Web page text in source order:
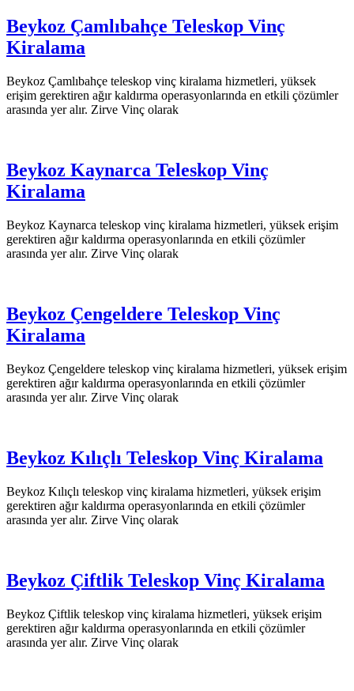
Beykoz Çamlıbahçe Teleskop Vinç
Kiralama
Beykoz Çamlıbahçe teleskop vinç kiralama hizmetleri, yüksek
erişim gerektiren ağır kaldırma operasyonlarında en etkili çözümler
arasında yer alır. Zirve Vinç olarak
Beykoz Kaynarca Teleskop Vinç
Kiralama
Beykoz Kaynarca teleskop vinç kiralama hizmetleri, yüksek erişim
gerektiren ağır kaldırma operasyonlarında en etkili çözümler
arasında yer alır. Zirve Vinç olarak
Beykoz Çengeldere Teleskop Vinç
Kiralama
Beykoz Çengeldere teleskop vinç kiralama hizmetleri, yüksek erişim
gerektiren ağır kaldırma operasyonlarında en etkili çözümler
arasında yer alır. Zirve Vinç olarak
Beykoz Kılıçlı Teleskop Vinç Kiralama
Beykoz Kılıçlı teleskop vinç kiralama hizmetleri, yüksek erişim
gerektiren ağır kaldırma operasyonlarında en etkili çözümler
arasında yer alır. Zirve Vinç olarak
Beykoz Çiftlik Teleskop Vinç Kiralama
Beykoz Çiftlik teleskop vinç kiralama hizmetleri, yüksek erişim
gerektiren ağır kaldırma operasyonlarında en etkili çözümler
arasında yer alır. Zirve Vinç olarak